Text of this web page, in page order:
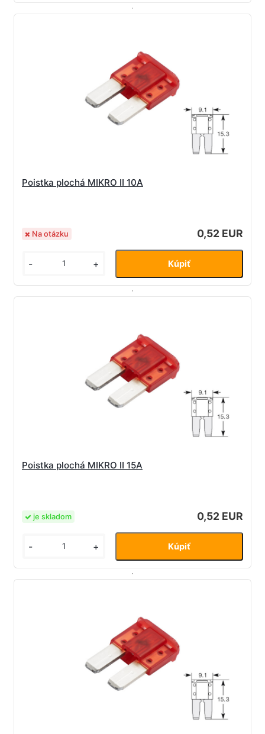
Poistka plochá MIKRO II 10A
0,52 EUR
Na otázku
- +
Poistka plochá MIKRO II 15A
0,52 EUR
je skladom
- +